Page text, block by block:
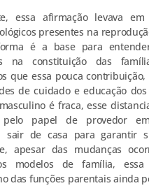
essa afirmação levava
presentes na
é a base para
na constituição das
que essa pouca
de cuidado e educação
é fraca, esse
pelo papel de provedor
sair de casa para garantir
apesar das mudanças
modelos de família, essa
das funções parentais ainda